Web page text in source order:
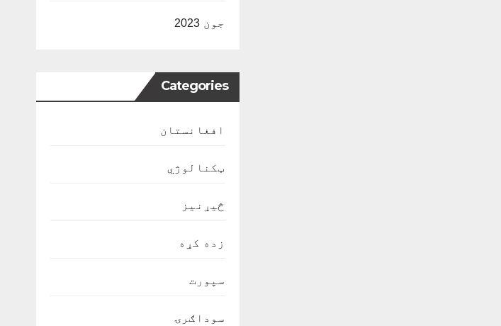
جون 2023
Categories
افغانستان
ټکنالوژي
څیړنیز
زده کړه
سپورت
سوداګرۍ